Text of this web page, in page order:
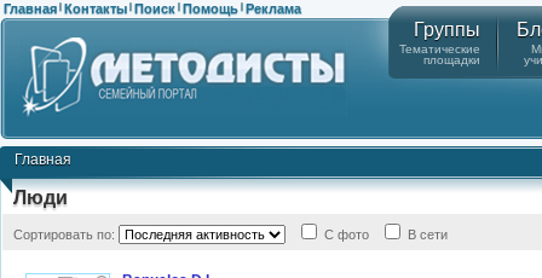
Главная | Контакты | Поиск | Помощь | Реклама
Группы
Тематические
площадки
Главная
Люди
Сортировать по: С фото В сети